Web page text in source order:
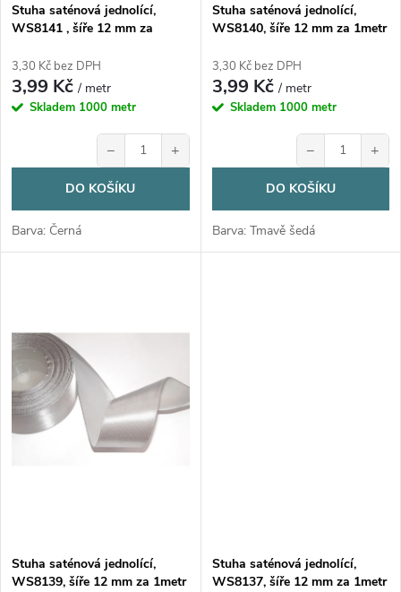
o
d
u
ů
o
d
u
k
t
ů
Stuha saténová jednolící,
WS8141 , šíře 12 mm za
3,30 Kč bez DPH
3,99 Kč/ metr
Skladem 1000 metr
− +
DO KOŠÍKU
Barva: Černá
Stuha saténová jednolící,
WS8140, šíře 12 mm za 1metr
3,30 Kč bez DPH
3,99 Kč/ metr
Skladem 1000 metr
− +
DO KOŠÍKU
Barva: Tmavě šedá
Stuha saténová jednolící,
WS8139, šíře 12 mm za 1metr
Stuha saténová jednolící,
WS8137, šíře 12 mm za 1metr